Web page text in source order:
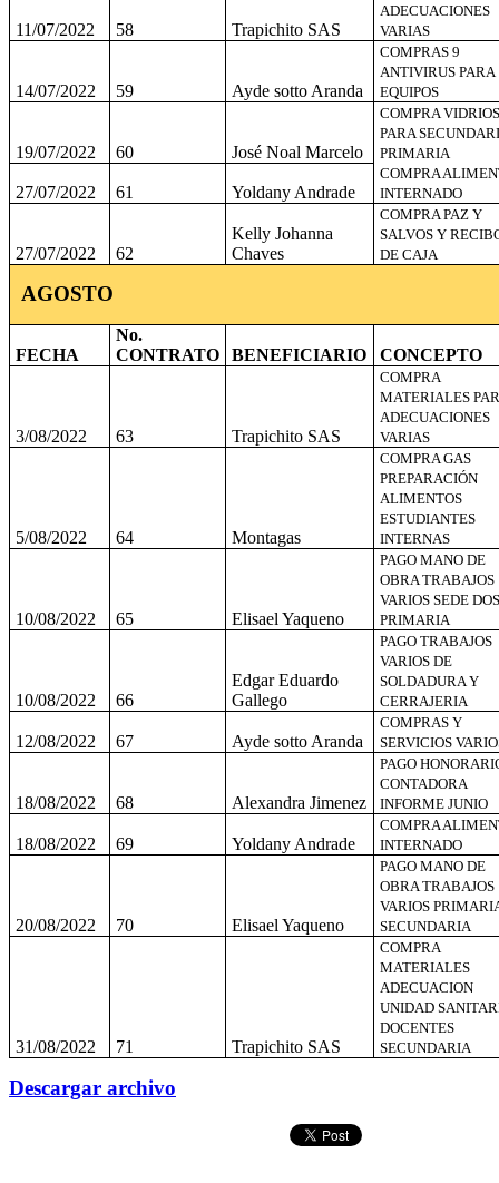
11/07/2022 58 Trapichito SAS
ADECUACIONES
VARIAS
14/07/2022 59 Ayde sotto Aranda
COMPRAS 9
ANTIVIRUS PARA
EQUIPOS
19/07/2022 60 José Noal Marcelo
COMPRA VIDRIOS
PARA
PRIMARIA
27/07/2022 61 Yoldany Andrade
COMPRA
INTERNADO
27/07/2022 62
Kelly Johanna
Chaves
COMPRA PAZ Y
SALVOS Y
DE CAJA
AGOSTO
FECHA
No.
CONTRATO
BENEFICIARIO CONCEPTO
3/08/2022 63 Trapichito SAS
COMPRA
MATERIALES
ADECUACIONES
VARIAS
5/08/2022 64 Montagas
COMPRA GAS
PREPARACIÓN
ALIMENTOS
ESTUDIANTES
INTERNAS
10/08/2022 65 Elisael Yaqueno
PAGO MANO DE
OBRA TRABAJOS
VARIOS SEDE DOS
PRIMARIA
10/08/2022 66
Edgar Eduardo
Gallego
PAGO TRABAJOS
VARIOS DE
SOLDADURA Y
CERRAJERIA
12/08/2022 67 Ayde sotto Aranda
COMPRAS Y
SERVICIOS
18/08/2022 68 Alexandra Jimenez
PAGO
CONTADORA
INFORME JUNIO
18/08/2022 69 Yoldany Andrade
COMPRA
INTERNADO
20/08/2022 70 Elisael Yaqueno
PAGO MANO DE
OBRA TRABAJOS
VARIOS
SECUNDARIA
31/08/2022 71 Trapichito SAS
COMPRA
MATERIALES
ADECUACION
UNIDAD
DOCENTES
SECUNDARIA
Descargar archivo